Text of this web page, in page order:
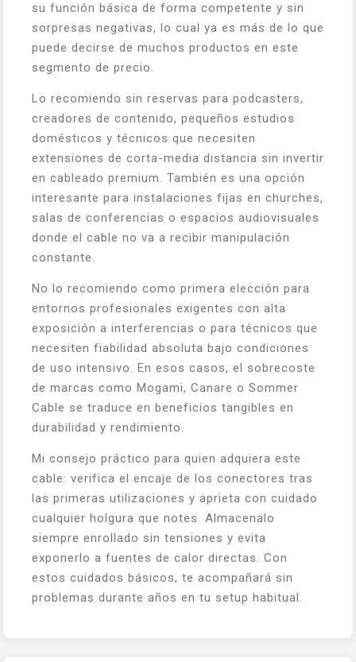
su función básica de forma competente y sin
sorpresas negativas, lo cual ya es más de lo que
puede decirse de muchos productos en este
segmento de precio.
Lo recomiendo sin reservas para podcasters,
creadores de contenido, pequeños estudios
domésticos y técnicos que necesiten
extensiones de corta-media distancia sin invertir
en cableado premium. También es una opción
interesante para instalaciones fijas en churches,
salas de conferencias o espacios audiovisuales
donde el cable no va a recibir manipulación
constante.
No lo recomiendo como primera elección para
entornos profesionales exigentes con alta
exposición a interferencias o para técnicos que
necesiten fiabilidad absoluta bajo condiciones
de uso intensivo. En esos casos, el sobrecoste
de marcas como Mogami, Canare o Sommer
Cable se traduce en beneficios tangibles en
durabilidad y rendimiento.
Mi consejo práctico para quien adquiera este
cable: verifica el encaje de los conectores tras
las primeras utilizaciones y aprieta con cuidado
cualquier holgura que notes. Almacenalo
siempre enrollado sin tensiones y evita
exponerlo a fuentes de calor directas. Con
estos cuidados básicos, te acompañará sin
problemas durante años en tu setup habitual.